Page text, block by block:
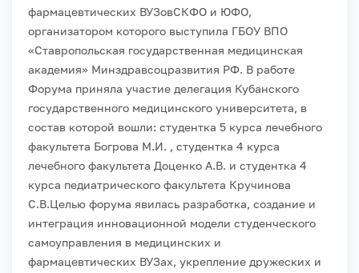
фармацевтических ВУЗовСКФО и ЮФО,
организатором которого выступила ГБОУ ВПО
«Ставропольская государственная медицинская
академия» Минздравсоцразвития РФ. В работе
Форума приняла участие делегация Кубанского
государственного медицинского университета, в
состав которой вошли: студентка 5 курса лечебного
факультета Богрова М.И. , студентка 4 курса
лечебного факультета Доценко А.В. и студентка 4
курса педиатрического факультета Кручинова
С.В.Целью форума явилась разработка, создание и
интеграция инновационной модели студенческого
самоуправления в медицинских и
фармацевтических ВУЗах, укрепление дружеских и